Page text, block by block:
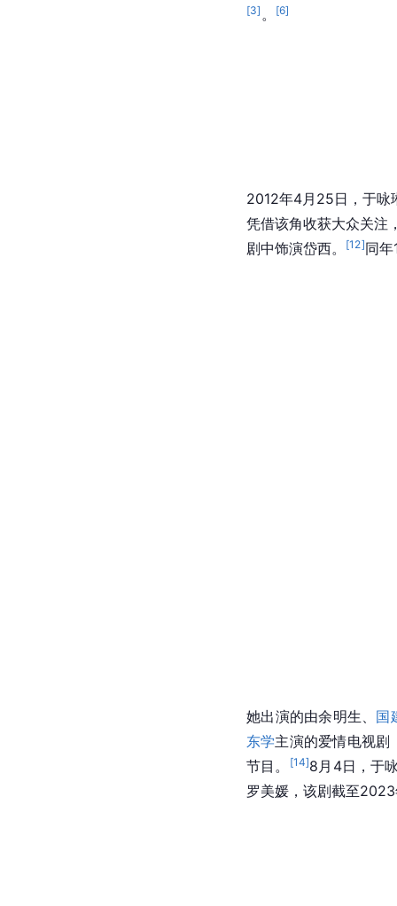
[3] 。 [6]
2012年4月25日，于咏
凭借该角收获大众关注
剧中饰演岱西。
[12]同
她出演的由余明生、 国
东学主演的爱情电视剧
节目。
[14]8月4日，于
罗美媛，该剧截至